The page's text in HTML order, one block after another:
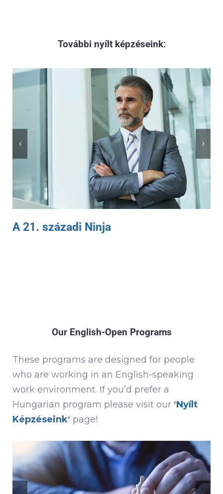
További nyílt képzéseink:
A 21. századi Ninja
Our English-Open Programs
These programs are designed for people
who are working in an English-speaking
work environment. If you’d prefer a
Hungarian program please visit our ‘Nyílt
Képzéseink‘ page!